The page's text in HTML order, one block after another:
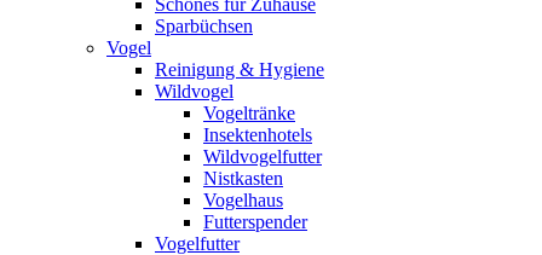
Schönes für Zuhause
Sparbüchsen
Vogel
Reinigung & Hygiene
Wildvogel
Vogeltränke
Insektenhotels
Wildvogelfutter
Nistkasten
Vogelhaus
Futterspender
Vogelfutter